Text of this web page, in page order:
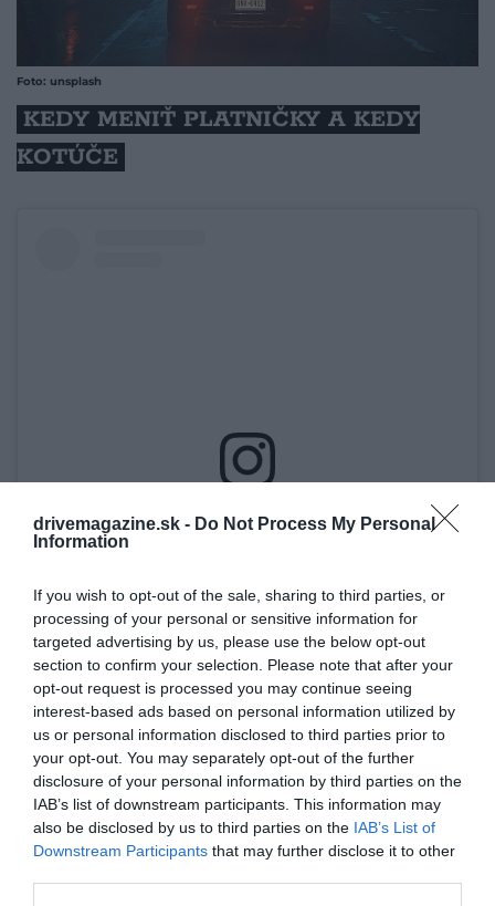
drivemagazine.sk - Do Not Process My Personal
Information
If you wish to opt-out of the sale, sharing to third parties, or
processing of your personal or sensitive information for
targeted advertising by us, please use the below opt-out
section to confirm your selection. Please note that after your
opt-out request is processed you may continue seeing
interest-based ads based on personal information utilized by
us or personal information disclosed to third parties prior to
your opt-out. You may separately opt-out of the further
disclosure of your personal information by third parties on the
IAB’s list of downstream participants. This information may
also be disclosed by us to third parties on the IAB’s List of
Downstream Participants that may further disclose it to other
Foto: unsplash
KEDY MENIŤ PLATNIČKY A KEDY
KOTÚČE
Zobraziť tento príspevok na Instagrame
Príspevok, ktorý zdieľa PX Autocentrum (@pxautocentrum)
Zlatým základným pravidlom pre nové komponenty
v brzdnom systéme je výmena kotúčov pri každej